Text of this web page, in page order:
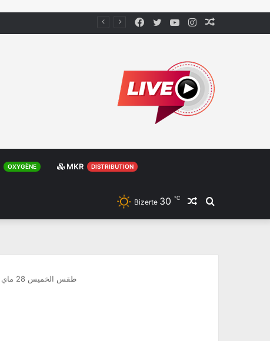
Instagram
YouTube
Twitter
Facebook
OXYGÈNE MKR DISTRIBUTION
Rechercher
Article
Bizerte 30 ℃
طقس الخميس 28 ماي 2026: ارتفاع نسبي في درجات الحرارة